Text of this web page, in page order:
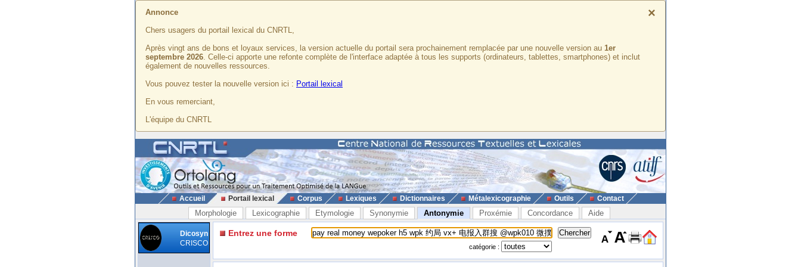
×
Annonce
Chers usagers du portail lexical du CNRTL,
Après vingt ans de bons et loyaux services, la version actuelle du portail sera prochainement remplacée par une nouvelle version au 1er
septembre 2026. Celle-ci apporte une refonte complète de l'interface adaptée à tous les supports (ordinateurs, tablettes, smartphones) et inclut
également de nouvelles ressources.
Vous pouvez tester la nouvelle version ici : Portail lexical
En vous remerciant,
L'équipe du CNRTL
Accueil Portail lexical Corpus Lexiques Dictionnaires Métalexicographie Outils Contact
Morphologie Lexicographie Etymologie Synonymie Antonymie Proxémie Concordance Aide
Dicosyn
CRISCO
Entrez une forme
catégorie :